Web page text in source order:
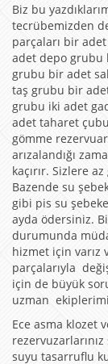
Biz bu
tecrübemizden
parçaları bir
adet depo grubu
grubu bir adet
taş grubu bir
grubu iki adet
adet taharet
gömme
arızalandığı
kaçırır. Sizlere
Bazende su
gibi pis su
ayda ödersiniz.
durumunda
hizmet için varız
parçalarıyla
için de büyük
uzman
Ece asma klozet
suyu tasarruflu